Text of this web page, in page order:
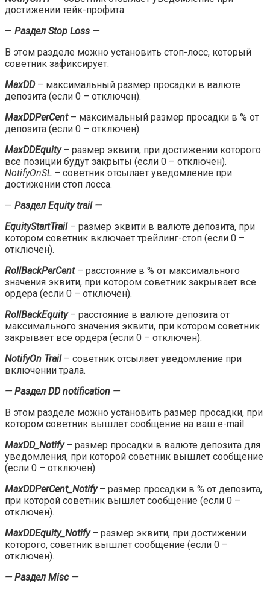
достижении тейк-профита.
— Раздел Stop Loss —
В этом разделе можно установить стоп-лосс, который
советник зафиксирует.
MaxDD – максимальный размер просадки в валюте
депозита (если 0 – отключен).
MaxDDPerCent– максимальный размер просадки в % от
депозита (если 0 – отключен).
MaxDDEquity – размер эквити, при достижении которого
все позиции будут закрыты (если 0 – отключен).
NotifyOnSL – советник отсылает уведомление при
достижении стоп лосса.
— Раздел Equity trail —
EquityStartTrail – размер эквити в валюте депозита, при
котором советник включает трейлинг-стоп (если 0 –
отключен).
RollBackPerCent – расстояние в % от максимального
значения эквити, при котором советник закрывает все
ордера (если 0 – отключен).
RollBackEquity– расстояние в валюте депозита от
максимального значения эквити, при котором советник
закрывает все ордера (если 0 – отключен).
NotifyOn Trail – советник отсылает уведомление при
включении трала.
— Раздел DD notification —
В этом разделе можно установить размер просадки, при
котором советник вышлет сообщение на ваш e-mail.
MaxDD_Notify– размер просадки в валюте депозита для
уведомления, при которой советник вышлет сообщение
(если 0 – отключен).
MaxDDPerCent_Notify– размер просадки в % от депозита,
при которой советник вышлет сообщение (если 0 –
отключен).
MaxDDEquity_Notify– размер эквити, при достижении
которого, советник вышлет сообщение (если 0 –
отключен).
— Раздел Misc —